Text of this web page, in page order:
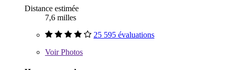
Distance estimée
7,6 milles
25 595 évaluations
VoirPhotos